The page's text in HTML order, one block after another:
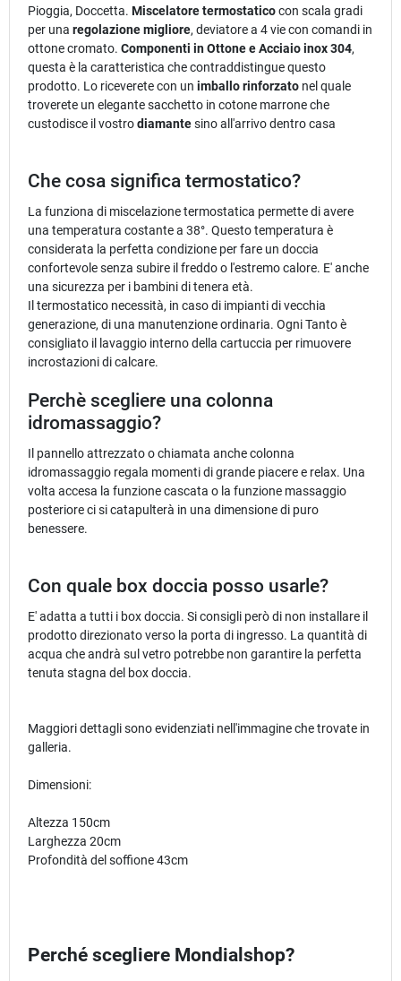
Pioggia, Doccetta. Miscelatore termostaticocon scala gradi
per una regolazione migliore, deviatore a 4 vie con comandi in
ottone cromato. Componenti in Ottone e Acciaio inox 304,
questa è la caratteristica che contraddistingue questo
prodotto. Lo riceverete con un imballo rinforzato nel quale
troverete un elegante sacchetto in cotone marrone che
custodisce il vostrodiamantesino all'arrivo dentro casa
Che cosa significa termostatico?
La funziona di miscelazione termostatica permette di avere
una temperatura costante a 38°. Questo temperatura è
considerata la perfetta condizione per fare un doccia
confortevole senza subire il freddo o l'estremo calore. E' anche
una sicurezza per i bambini di tenera età.
Il termostatico necessità, in caso di impianti di vecchia
generazione, di una manutenzione ordinaria. Ogni Tanto è
consigliato il lavaggio interno della cartuccia per rimuovere
incrostazioni di calcare.
Perchè scegliere una colonna
idromassaggio?
Il pannello attrezzato o chiamata anche colonna
idromassaggio regala momenti di grande piacere e relax. Una
volta accesa la funzione cascata o la funzione massaggio
posteriore ci si catapulterà in una dimensione di puro
benessere.
Con quale box doccia posso usarle?
E' adatta a tutti i box doccia. Si consigli però di non installare il
prodotto direzionato verso la porta di ingresso. La quantità di
acqua che andrà sul vetro potrebbe non garantire la perfetta
tenuta stagna del box doccia.
Maggiori dettagli sono evidenziati nell'immagine che trovate in
galleria.
Dimensioni:
Altezza 150cm
Larghezza 20cm
Profondità del soffione 43cm
Perché scegliere Mondialshop?